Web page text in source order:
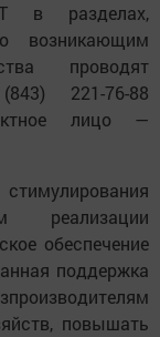
в разделах,
возникающим
проводят
221-76-88
лицо —
реализации
обеспечение
поддержка
повышать